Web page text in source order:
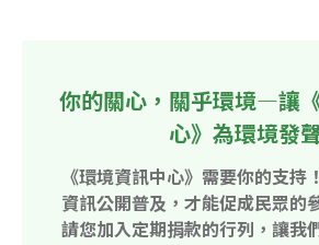
你的關心，關乎環境—讓
心》為環境發
《環境資訊中心》需要你的支持
資訊公開普及，才能促成民眾的
請您加入定期捐款的行列，讓我